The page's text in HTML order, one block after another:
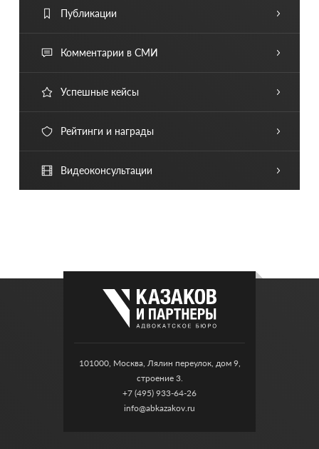
Публикации
Комментарии в СМИ
Успешные кейсы
Рейтинги и награды
Видеоконсультации
101000, Москва, Лялин переулок, дом 9,
строение 3.
+7 (495) 933-64-26
info@abkazakov.ru